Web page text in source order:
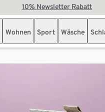
10% Newsletter Rabatt
Wohnen Sport Wäsche